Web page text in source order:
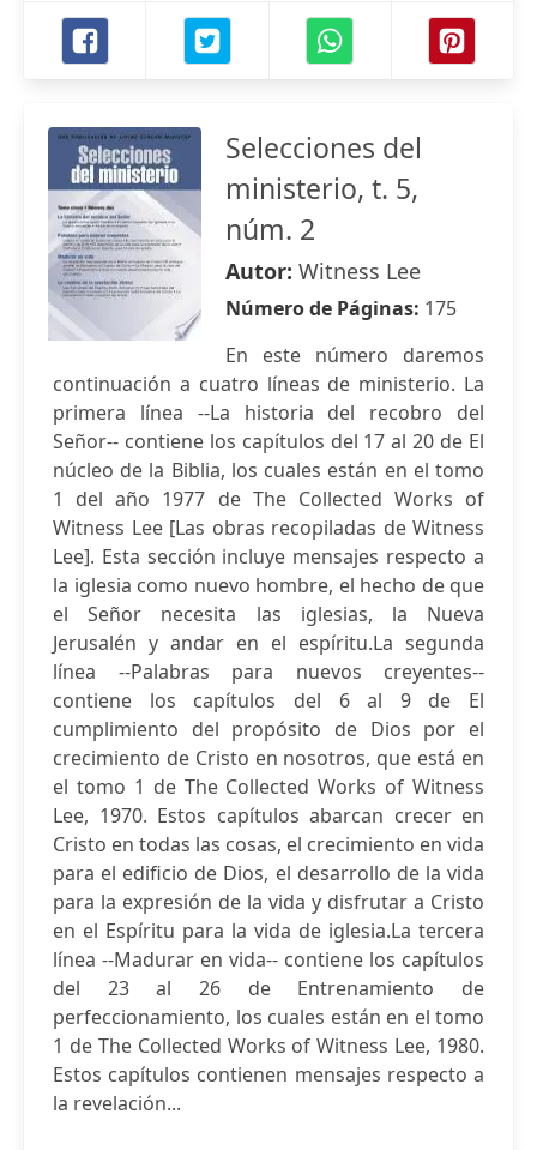
Selecciones del
ministerio, t. 5,
núm. 2
Autor: Witness Lee
Número de Páginas: 175
En este número daremos
continuación a cuatro líneas de ministerio. La
primera línea --La historia del recobro del
Señor-- contiene los capítulos del 17 al 20 de El
núcleo de la Biblia, los cuales están en el tomo
1 del año 1977 de The Collected Works of
Witness Lee [Las obras recopiladas de Witness
Lee]. Esta sección incluye mensajes respecto a
la iglesia como nuevo hombre, el hecho de que
el Señor necesita las iglesias, la Nueva
Jerusalén y andar en el espíritu.La segunda
línea --Palabras para nuevos creyentes--
contiene los capítulos del 6 al 9 de El
cumplimiento del propósito de Dios por el
crecimiento de Cristo en nosotros, que está en
el tomo 1 de The Collected Works of Witness
Lee, 1970. Estos capítulos abarcan crecer en
Cristo en todas las cosas, el crecimiento en vida
para el edificio de Dios, el desarrollo de la vida
para la expresión de la vida y disfrutar a Cristo
en el Espíritu para la vida de iglesia.La tercera
línea --Madurar en vida-- contiene los capítulos
del 23 al 26 de Entrenamiento de
perfeccionamiento, los cuales están en el tomo
1 de The Collected Works of Witness Lee, 1980.
Estos capítulos contienen mensajes respecto a
la revelación...